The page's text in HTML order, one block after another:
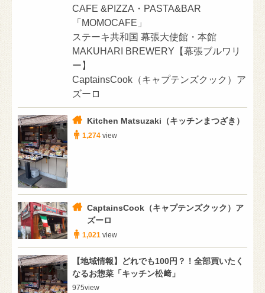
CAFE &PIZZA・PASTA&BAR
「MOMOCAFE」
ステーキ共和国 幕張大使館・本館
MAKUHARI BREWERY【幕張ブルワリ
ー】
CaptainsCook（キャプテンズクック）ア
ズーロ
Kitchen Matsuzaki（キッチンまつざき）
1,274 view
CaptainsCook（キャプテンズクック）ア
ズーロ
1,021 view
【地域情報】どれでも100円？！全部買いたく
なるお惣菜「キッチン松﨑」
975view